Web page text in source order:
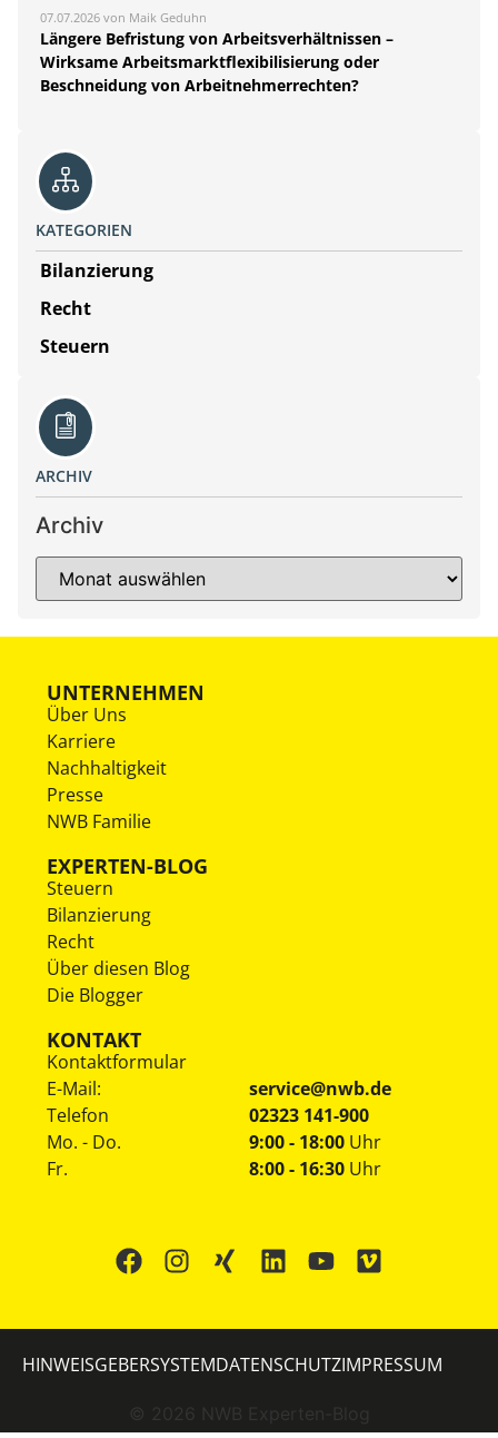
07.07.2026 von Maik Geduhn
Längere Befristung von Arbeitsverhältnissen –
Wirksame Arbeitsmarktflexibilisierung oder
Beschneidung von Arbeitnehmerrechten?
KATEGORIEN
Bilanzierung
Recht
Steuern
ARCHIV
Archiv
UNTERNEHMEN
Über Uns
Karriere
Nachhaltigkeit
Presse
NWB Familie
EXPERTEN-BLOG
Steuern
Bilanzierung
Recht
Über diesen Blog
Die Blogger
KONTAKT
Kontaktformular
E-Mail:
service@nwb.de
Telefon
02323 141-900
Mo. - Do.
Fr.
9:00 - 18:00 Uhr
8:00 - 16:30 Uhr
© 2026 NWB Experten-Blog
HINWEISGEBERSYSTEMDATENSCHUTZIMPRESSUM